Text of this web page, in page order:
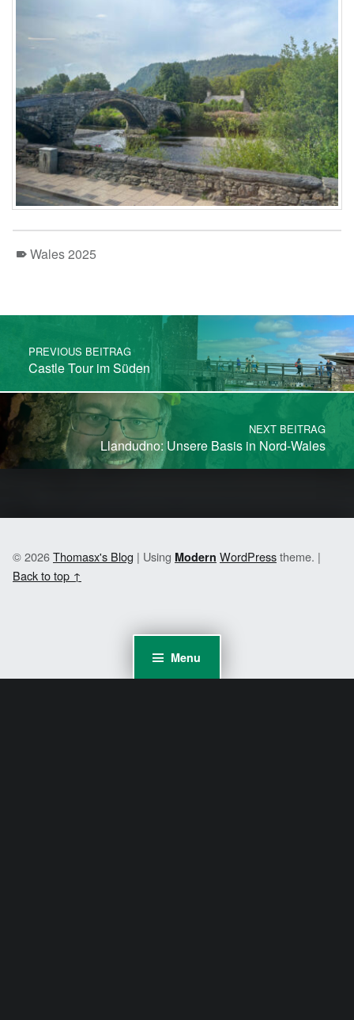
Menu
Wales 2025
Post navigation
PREVIOUS BEITRAG
Castle Tour im Süden
NEXT BEITRAG
Llandudno: Unsere Basis in Nord-Wales
© 2026Thomasx's Blog | Using Modern WordPresstheme. |
Back to top ↑